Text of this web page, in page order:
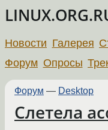
Новости Галерея
Форум Опросы
Форум — Desktop
Слетела